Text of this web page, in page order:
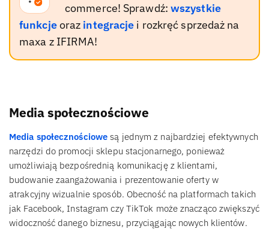
commerce! Sprawdź: wszystkie
funkcjeoraz integracje i rozkręć sprzedaż na
maxa z IFIRMA!
Media społecznościowe
Media społecznościowesą jednym z najbardziej efektywnych
narzędzi do promocji sklepu stacjonarnego, ponieważ
umożliwiają bezpośrednią komunikację z klientami,
budowanie zaangażowania i prezentowanie oferty w
atrakcyjny wizualnie sposób. Obecność na platformach takich
jak Facebook, Instagram czy TikTok może znacząco zwiększyć
widoczność danego biznesu, przyciągając nowych klientów.